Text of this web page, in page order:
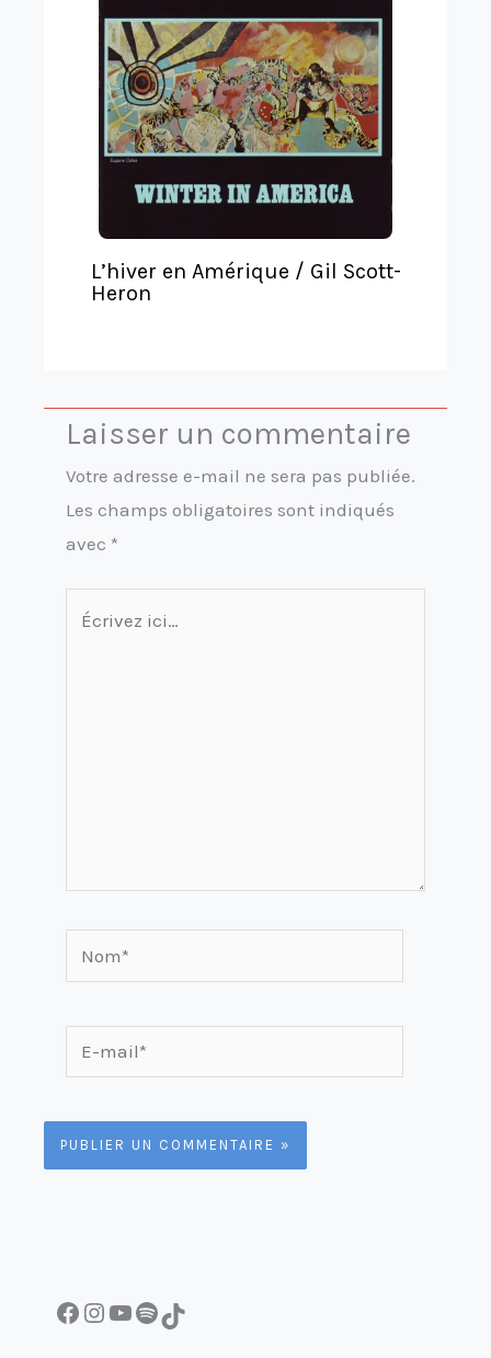
L’hiver en Amérique / Gil Scott-
Heron
Laisser un commentaire
Votre adresse e-mail ne sera pas publiée.
Les champs obligatoires sont indiqués
avec *
mail*
Facebook InstagramYouTube Spotify TikTok